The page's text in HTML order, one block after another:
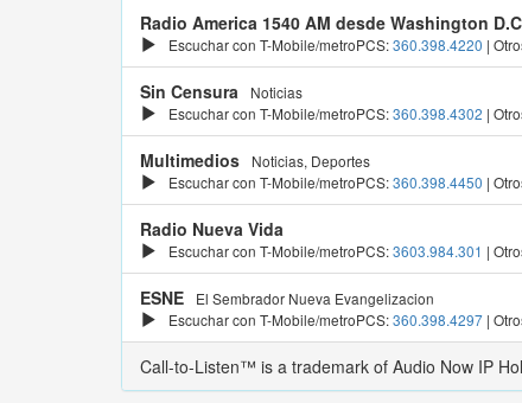
Radio America 1540 AM desde Washington
Escuchar con T-Mobile/metroPCS:360.398.4220 |
Sin Censura
Noticias
Escuchar con T-Mobile/metroPCS:360.398.4302 |
Multimedios
Noticias, Deportes
Escuchar con T-Mobile/metroPCS:360.398.4450 |
Radio Nueva Vida
Escuchar con T-Mobile/metroPCS:3603.984.301 |
ESNE
El Sembrador Nueva Evangelizacion
Escuchar con T-Mobile/metroPCS:360.398.4297 |
Call-to-Listen™ is a trademark of Audio Now IP